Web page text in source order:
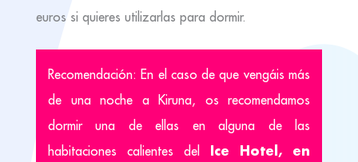
euros si quieres utilizarlas para dormir.
Recomendación: En el caso de que vengáis más
de una noche a Kiruna, os recomendamos
dormir una de ellas en alguna de las
habitaciones calientes del Ice Hotel, en